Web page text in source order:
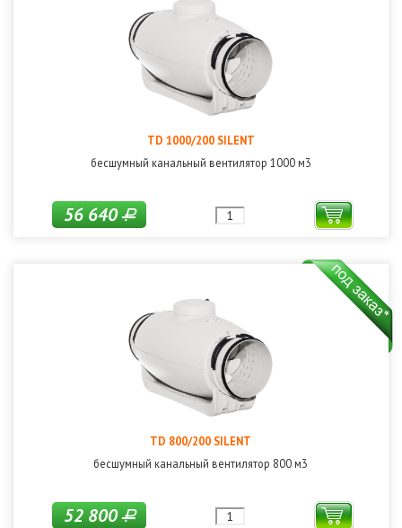
TD 1000/200 SILENT
бесшумный канальный вентилятор 1000 м3
56 640Р
TD 800/200 SILENT
бесшумный канальный вентилятор 800 м3
52 800Р